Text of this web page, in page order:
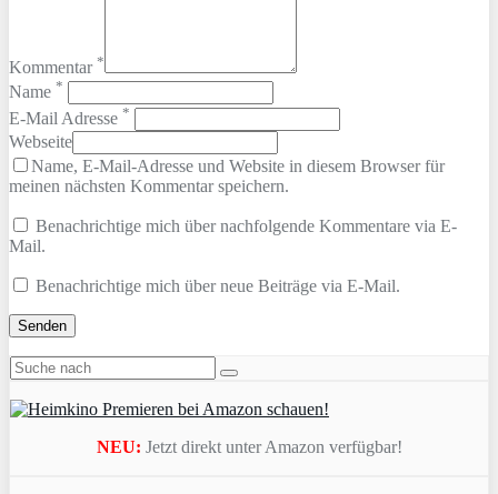
Kommentar *
Name *
E-Mail Adresse *
Webseite
Name, E-Mail-Adresse und Website in diesem Browser für
meinen nächsten Kommentar speichern.
Benachrichtige mich über nachfolgende Kommentare via E-
Mail.
Benachrichtige mich über neue Beiträge via E-Mail.
NEU: Jetzt direkt unter Amazon verfügbar!